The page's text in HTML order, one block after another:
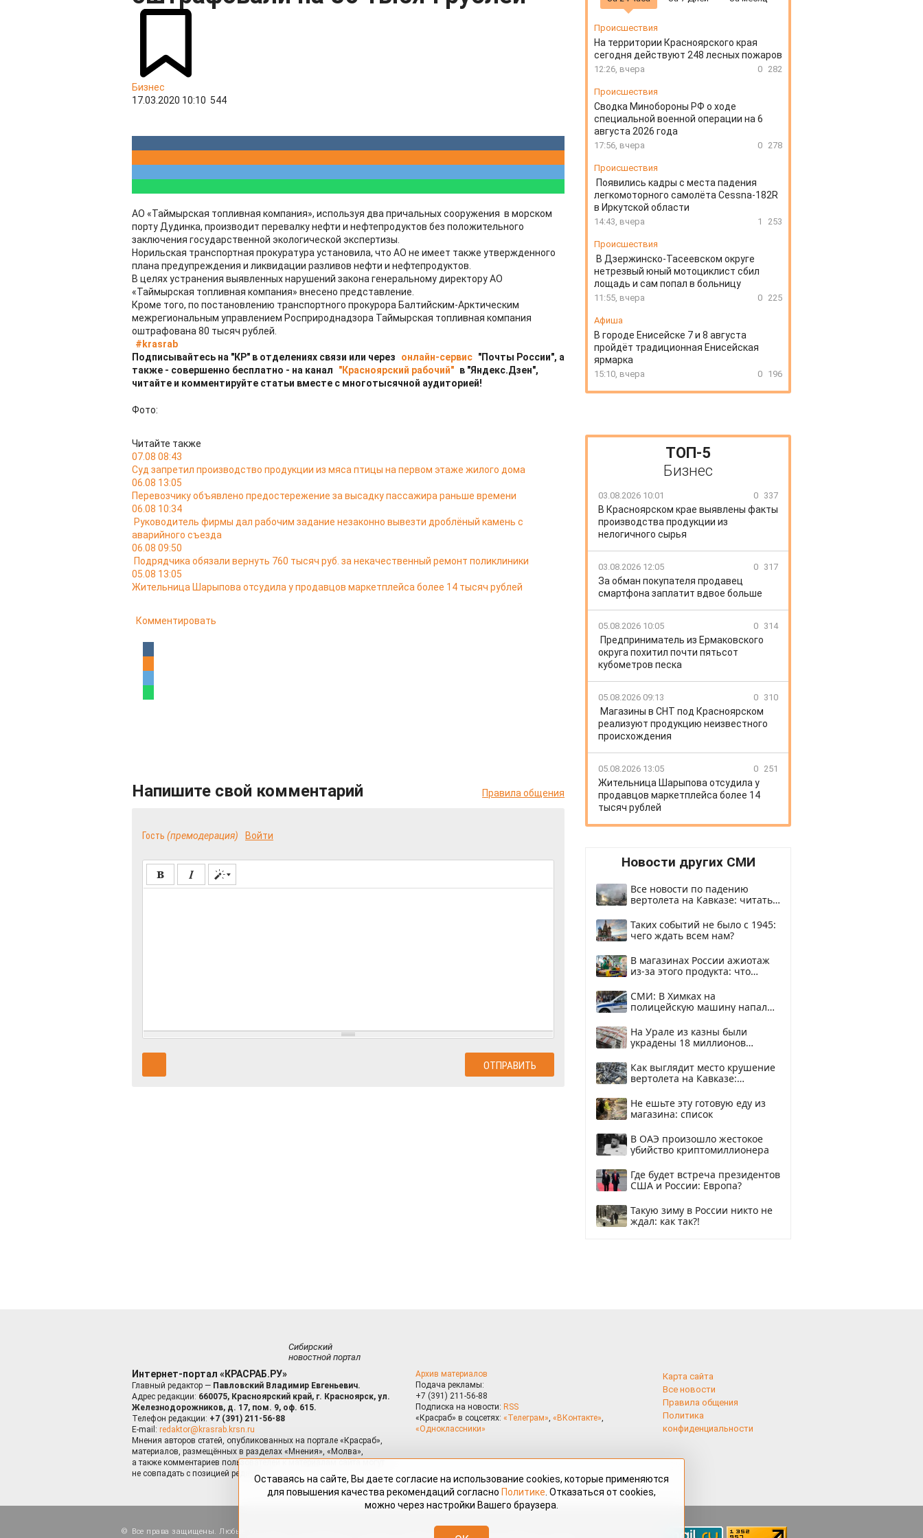
Бизнес
17.03.2020 10:10 544
АО «Таймырская топливная компания», используя два причальных сооружения в морском
порту Дудинка, производит перевалку нефти и нефтепродуктов без положительного
заключения государственной экологической экспертизы.
Норильская транспортная прокуратура установила, что АО не имеет также утвержденного
плана предупреждения и ликвидации разливов нефти и нефтепродуктов.
В целях устранения выявленных нарушений закона генеральному директору АО
«Таймырская топливная компания» внесено представление.
Кроме того, по постановлению транспортного прокурора Балтийским-Арктическим
межрегиональным управлением Росприроднадзора Таймырская топливная компания
оштрафована 80 тысяч рублей.
#krasrab
Подписывайтесь на "КР" в отделениях связи или через
онлайн-сервис "Почты России", а
также - совершенно бесплатно - на канал
"Красноярский рабочий" в "Яндекс.Дзен",
читайте и комментируйте статьи вместе с многотысячной аудиторией!
Фото:
Читайте также
07.08 08:43
Суд запретил производство продукции из мяса птицы на первом этаже жилого дома
06.08 13:05
Перевозчику объявлено предостережение за высадку пассажира раньше времени
06.08 10:34
Руководитель фирмы дал рабочим задание незаконно вывезти дроблёный камень с
аварийного съезда
06.08 09:50
Подрядчика обязали вернуть 760 тысяч руб. за некачественный ремонт поликлиники
05.08 13:05
Жительница Шарыпова отсудила у продавцов маркетплейса более 14 тысяч рублей
Комментировать
Напишите свой комментарий Правила общения
Гость (премодерация) Войти
Происшествия
На территории Красноярского края
сегодня действуют 248 лесных пожаров
12:26, вчера 0 282
Происшествия
Сводка Минобороны РФ о ходе
специальной военной операции на 6
августа 2026 года
17:56, вчера 0 278
Происшествия
Появились кадры с места падения
легкомоторного самолёта Cessna-182R
в Иркутской области
14:43, вчера 1 253
Происшествия
В Дзержинско-Тасеевском округе
нетрезвый юный мотоциклист сбил
лощадь и сам попал в больницу
11:55, вчера 0 225
Афиша
В городе Енисейске 7 и 8 августа
пройдёт традиционная Енисейская
ярмарка
15:10, вчера 0 196
ТОП-5
Бизнес
03.08.2026 10:01 0 337
В Красноярском крае выявлены факты
производства продукции из
нелогичного сырья
03.08.2026 12:05 0 317
За обман покупателя продавец
смартфона заплатит вдвое больше
05.08.2026 10:05 0 314
Предприниматель из Ермаковского
округа похитил почти пятьсот
кубометров песка
05.08.2026 09:13 0 310
Магазины в СНТ под Красноярском
реализуют продукцию неизвестного
происхождения
05.08.2026 13:05 0 251
Жительница Шарыпова отсудила у
продавцов маркетплейса более 14
тысяч рублей
Новости других СМИ
Все новости по падению
вертолета на Кавказе: читать
Таких событий не было с 1945:
чего ждать всем нам?
В магазинах России ажиотаж
из-за этого продукта: что
СМИ: В Химках на
полицейскую машину напали
На Урале из казны были
украдены 18 миллионов
Как выглядит место крушение
вертолета на Кавказе:
Не ешьте эту готовую еду из
магазина: список
В ОАЭ произошло жестокое
убийство криптомиллионера
Где будет встреча президентов
США и России: Европа?
Такую зиму в России никто не
ждал: как так?!
Сибирский
новостной портал
Интернет-портал «КРАСРАБ.РУ»
Главный редактор — Павловский Владимир Евгеньевич.
Адрес редакции: 660075, Красноярский край, г. Красноярск, ул.
Железнодорожников, д. 17, пом. 9, оф. 615.
Телефон редакции: +7 (391) 211-56-88
E-mail: redaktor@krasrab.krsn.ru
Мнения авторов статей, опубликованных на портале «Красраб»,
материалов, размещённых в разделах «Мнения», «Молва»,
а также комментариев пользователей к материалам сайта могут
не совпадать с позицией редакции.
Архив материалов
Подача рекламы:
+7 (391) 211-56-88
Подписка на новости: RSS
«Красраб» в соцсетях: «Телеграм», «ВКонтакте»,
«Одноклассники»
Карта сайта
Все новости
Правила общения
Политика
конфиденциальности
Все права защищены. Любые материалы, размещённые на портале «Красраб.ру» сотрудниками редакции, нештатными
Оставаясь на сайте, Вы даете согласие на использование cookies, которые применяются
для повышения качества рекомендаций согласно Политике . Отказаться от cookies,
можно через настройки Вашего браузера.